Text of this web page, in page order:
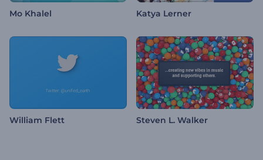
Mo Khalel Katya Lerner
William Flett Steven L. Walker